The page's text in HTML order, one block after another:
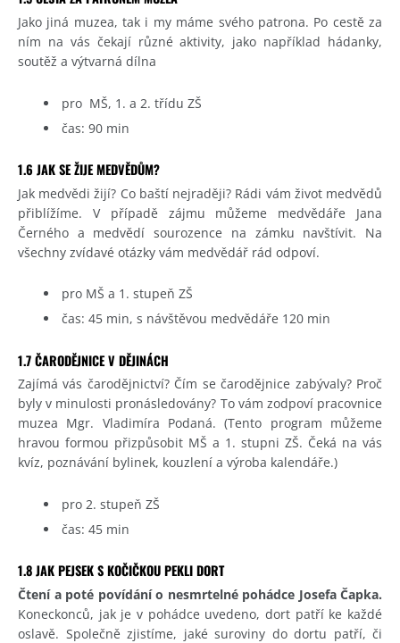
Jako jiná muzea, tak i my máme svého patrona. Po cestě za
ním na vás čekají různé aktivity, jako například hádanky,
soutěž a výtvarná dílna
pro MŠ, 1. a 2. třídu ZŠ
čas: 90 min
1.6 JAK SE ŽIJE MEDVĚDŮM?
Jak medvědi žijí? Co baští nejraději? Rádi vám život medvědů
přiblížíme. V případě zájmu můžeme medvědáře Jana
Černého a medvědí sourozence na zámku navštívit. Na
všechny zvídavé otázky vám medvědář rád odpoví.
pro MŠ a 1. stupeň ZŠ
čas: 45 min, s návštěvou medvědáře 120 min
1.7 ČARODĚJNICE V DĚJINÁCH
Zajímá vás čarodějnictví? Čím se čarodějnice zabývaly? Proč
byly v minulosti pronásledovány? To vám zodpoví pracovnice
muzea Mgr. Vladimíra Podaná. (Tento program můžeme
hravou formou přizpůsobit MŠ a 1. stupni ZŠ. Čeká na vás
kvíz, poznávání bylinek, kouzlení a výroba kalendáře.)
pro 2. stupeň ZŠ
čas: 45 min
1.8 JAK PEJSEK S KOČIČKOU PEKLI DORT
Čtení a poté povídání o nesmrtelné pohádce Josefa Čapka.
Koneckonců, jak je v pohádce uvedeno, dort patří ke každé
oslavě. Společně zjistíme, jaké suroviny do dortu patří, či